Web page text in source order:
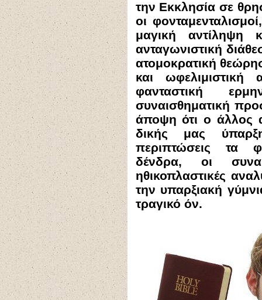
την Εκκλησία σε
οι
μαγική
ανταγωνιστική
ατομοκρατική
και ωφελιμιστική
φανταστική
συναισθηματική
άποψη ότι ο άλλος
δικής μας
περιπτώσεις τα
δένδρα, οι
ηθικοπλαστικές
την υπαρξιακή
τραγικό όν.